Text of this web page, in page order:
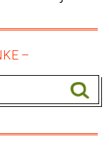
–